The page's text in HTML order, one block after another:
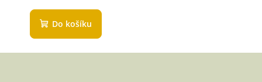
Do košíku